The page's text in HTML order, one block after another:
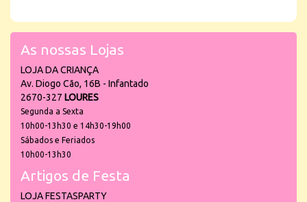
As nossas Lojas
LOJA DA CRIANÇA
Av. Diogo Cão, 16B - Infantado
2670-327 LOURES
Segunda a Sexta
10h00-13h30 e 14h30-19h00
Sábados e Feriados
10h00-13h30
Artigos de Festa
LOJA FESTASPARTY